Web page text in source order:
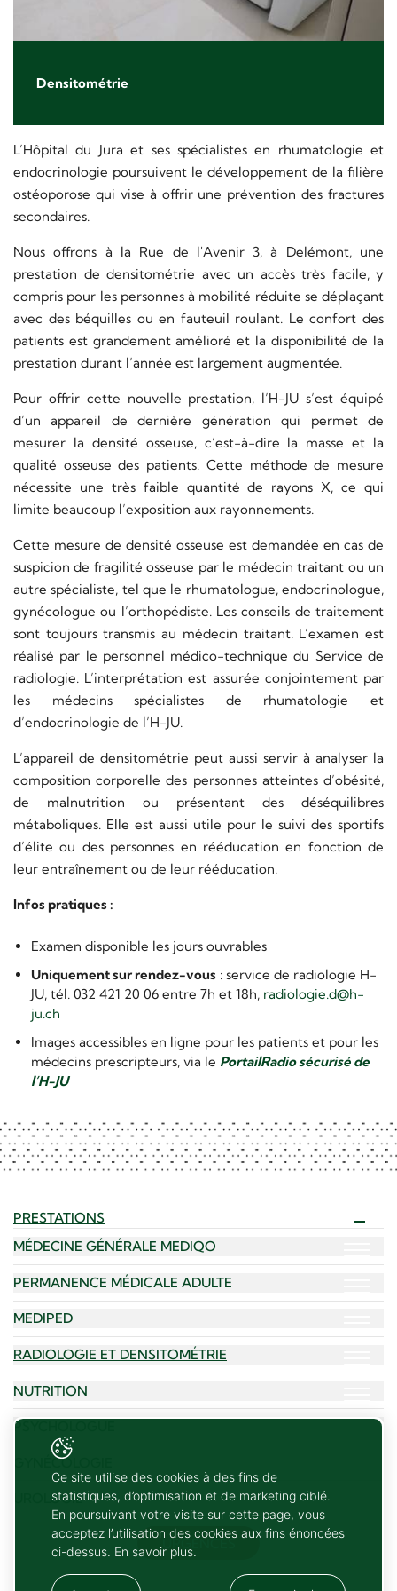
Densitométrie
L’Hôpital du Jura et ses spécialistes en rhumatologie et
endocrinologie poursuivent le développement de la filière
ostéoporose qui vise à offrir une prévention des fractures
secondaires.
Nous offrons à la Rue de l'Avenir 3, à Delémont, une
prestation de densitométrie avec un accès très facile, y
compris pour les personnes à mobilité réduite se déplaçant
avec des béquilles ou en fauteuil roulant. Le confort des
patients est grandement amélioré et la disponibilité de la
prestation durant l’année est largement augmentée.
Pour offrir cette nouvelle prestation, l’H-JU s’est équipé
d’un appareil de dernière génération qui permet de
mesurer la densité osseuse, c’est-à-dire la masse et la
qualité osseuse des patients. Cette méthode de mesure
nécessite une très faible quantité de rayons X, ce qui
limite beaucoup l’exposition aux rayonnements.
Cette mesure de densité osseuse est demandée en cas de
suspicion de fragilité osseuse par le médecin traitant ou un
autre spécialiste, tel que le rhumatologue, endocrinologue,
gynécologue ou l’orthopédiste. Les conseils de traitement
sont toujours transmis au médecin traitant. L’examen est
réalisé par le personnel médico-technique du Service de
radiologie. L’interprétation est assurée conjointement par
les médecins spécialistes de rhumatologie et
d’endocrinologie de l’H-JU.
L’appareil de densitométrie peut aussi servir à analyser la
composition corporelle des personnes atteintes d’obésité,
de malnutrition ou présentant des déséquilibres
métaboliques. Elle est aussi utile pour le suivi des sportifs
d’élite ou des personnes en rééducation en fonction de
leur entraînement ou de leur rééducation.
Infos pratiques :
Examen disponible les jours ouvrables
Uniquement sur rendez-vous : service de radiologie H-
JU, tél. 032 421 20 06 entre 7h et 18h, radiologie.d@h-
ju.ch
Images accessibles en ligne pour les patients et pour les
médecins prescripteurs, via le PortailRadio sécurisé de
l’H-JU
PRESTATIONS
MÉDECINE GÉNÉRALE MEDIQO
PERMANENCE MÉDICALE ADULTE
MEDIPED
RADIOLOGIE ET DENSITOMÉTRIE
NUTRITION
PSYCHOLOGUE
GYNÉCOLOGIE
UROLOGIE
URGENCES
Ce site utilise des cookies à des fins de
statistiques, d’optimisation et de marketing ciblé.
En poursuivant votre visite sur cette page, vous
acceptez l’utilisation des cookies aux fins énoncées
ci-dessus. En savoir plus.